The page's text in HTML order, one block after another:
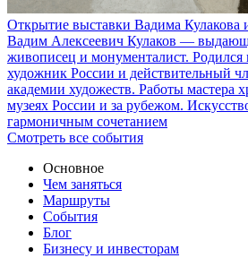
Открытие выставки Вадима Кулакова
Вадим Алексеевич Кулаков —
живописец и монументалист.
художник России и действительный
академии художеств. Работы мастера
музеях России и за рубежом.
гармоничным сочетанием
Смотреть все события
Основное
Чем заняться
Маршруты
События
Блог
Бизнесу и инвесторам